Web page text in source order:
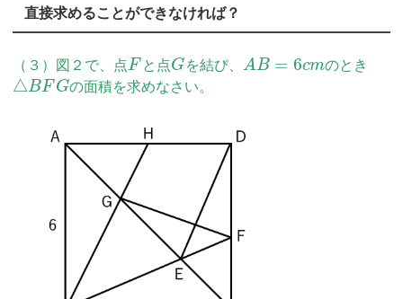
直接求めることができなければ？
（３）図２で、点F と点Gを結び、 A B = 6cmのとき
△ BFGの面積を求めなさい。